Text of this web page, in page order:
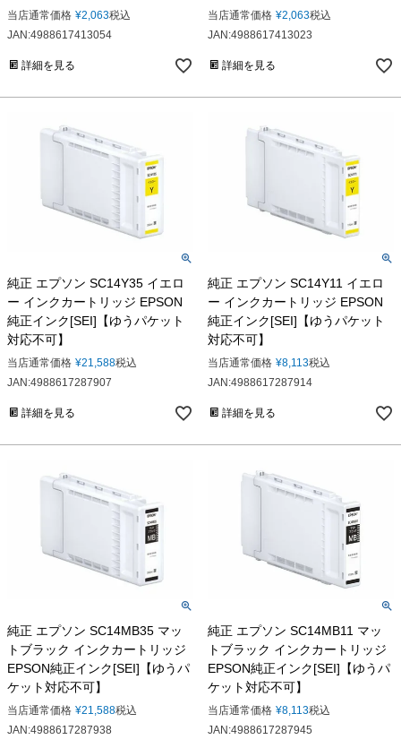
当店通常価格 ¥2,063税込
JAN:4988617413054
詳細を見る
当店通常価格 ¥2,063税込
JAN:4988617413023
詳細を見る
純正 エプソン SC14Y35 イエロ
ー インクカートリッジ EPSON
純正インク[SEI]【ゆうパケット
対応不可】
当店通常価格 ¥21,588税込
JAN:4988617287907
詳細を見る
純正 エプソン SC14Y11 イエロ
ー インクカートリッジ EPSON
純正インク[SEI]【ゆうパケット
対応不可】
当店通常価格 ¥8,113税込
JAN:4988617287914
詳細を見る
純正 エプソン SC14MB35 マッ
トブラック インクカートリッジ
EPSON純正インク[SEI]【ゆうパ
ケット対応不可】
当店通常価格 ¥21,588税込
JAN:4988617287938
純正 エプソン SC14MB11 マッ
トブラック インクカートリッジ
EPSON純正インク[SEI]【ゆうパ
ケット対応不可】
当店通常価格 ¥8,113税込
JAN:4988617287945